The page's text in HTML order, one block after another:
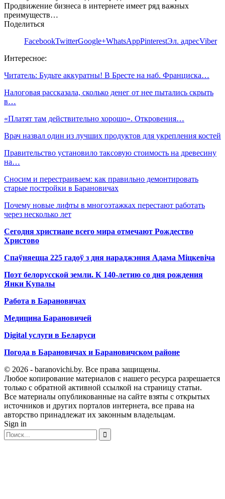
Продвижение бизнеса в интернете имеет ряд важных
преимуществ…
Поделиться
FacebookTwitterGoogle+WhatsAppPinterestЭл. адресViber
Интересное:
Читатель: Будьте аккуратны! В Бресте на наб. Франциска…
Налоговая рассказала, сколько денег от нее пытались скрыть
в…
«Платят там действительно хорошо». Откровения…
Врач назвал один из лучших продуктов для укрепления костей
Правительство установило таксовую стоимость на древесину
на…
Сносим и перестраиваем: как правильно демонтировать
старые постройки в Барановичах
Почему новые лифты в многоэтажках перестают работать
через несколько лет
Сегодня христиане всего мира отмечают Рождество
Христово
Спаўняецца 225 гадоў з дня нараджэння Адама Міцкевіча
Поэт белорусской земли. К 140-летию со дня рождения
Янки Купалы
Работа в Барановичах
Медицина Барановичей
Digital услуги в Беларуси
Погода в Барановичах и Барановичском районе
© 2026 - baranovichi.by. Все права защищены.
Любое копирование материалов с нашего ресурса разрешается
только с обратной активной ссылкой на страницу статьи.
Все материалы опубликованные на сайте взяты с открытых
источников и других порталов интернета, все права на
авторство принадлежат их законным владельцам.
Sign in